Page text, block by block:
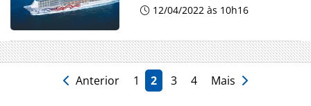
12/04/2022 às 10h16
Anterior 1 2 3 4 Mais